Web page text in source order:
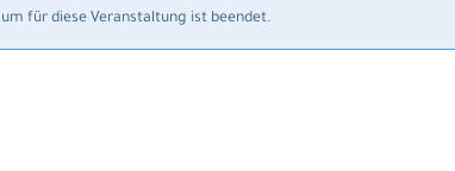
für diese Veranstaltung ist beendet.